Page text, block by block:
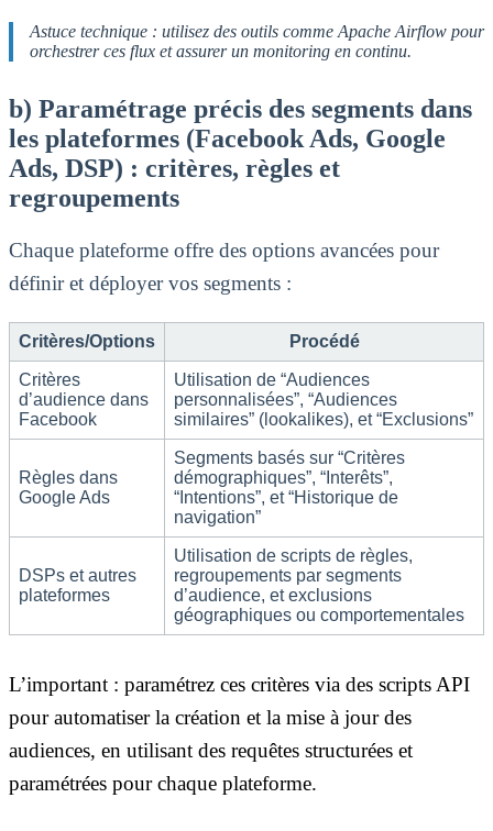
Astuce technique : utilisez des outils comme Apache Airflow pour
orchestrer ces flux et assurer un monitoring en continu.
b) Paramétrage précis des segments dans
les plateformes (Facebook Ads, Google
Ads, DSP) : critères, règles et
regroupements
Chaque plateforme offre des options avancées pour
définir et déployer vos segments :
Critères/Options Procédé
Critères
d’audience dans
Facebook
Utilisation de “Audiences
personnalisées”, “Audiences
similaires” (lookalikes), et “Exclusions”
Règles dans
Google Ads
Segments basés sur “Critères
démographiques”, “Interêts”,
“Intentions”, et “Historique de
navigation”
DSPs et autres
plateformes
Utilisation de scripts de règles,
regroupements par segments
d’audience, et exclusions
géographiques ou comportementales
L’important : paramétrez ces critères via des scripts API
pour automatiser la création et la mise à jour des
audiences, en utilisant des requêtes structurées et
paramétrées pour chaque plateforme.